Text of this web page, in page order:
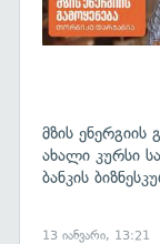
მზის ენერგიის
ახალი კურსი
ბანკის
13 იანვარი, 13:21